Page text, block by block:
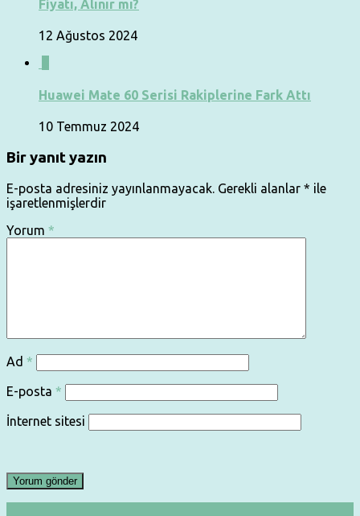
Fiyatı, Alınır mı?
12 Ağustos 2024
Huawei Mate 60 Serisi Rakiplerine Fark Attı
10 Temmuz 2024
Bir yanıt yazın
E-posta adresiniz yayınlanmayacak. Gerekli alanlar * ile
işaretlenmişlerdir
Yorum *
Ad *
E-posta *
İnternet sitesi